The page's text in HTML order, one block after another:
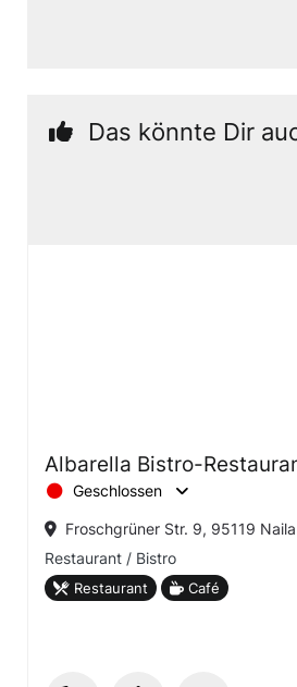
Das könnte Dir
Albarella Bistro-
Geschlossen
Froschgrüner Str. 9, 95119 Naila
Restaurant / Bistro
Restaurant Café